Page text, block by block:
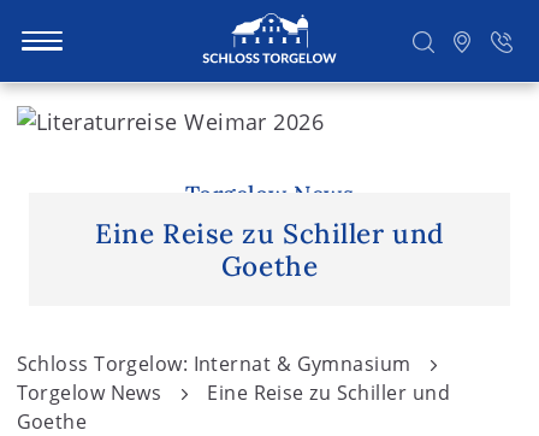
S
Torgelow News
Eine Reise zu Schiller und
Goethe
Schloss Torgelow: Internat & Gymnasium
Torgelow News
Eine Reise zu Schiller und
Goethe